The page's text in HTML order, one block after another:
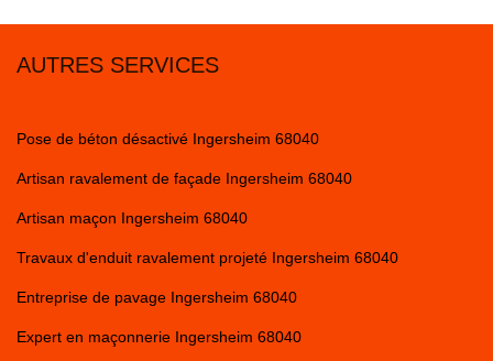
AUTRES SERVICES
Pose de béton désactivé Ingersheim 68040
Artisan ravalement de façade Ingersheim 68040
Artisan maçon Ingersheim 68040
Travaux d'enduit ravalement projeté Ingersheim 68040
Entreprise de pavage Ingersheim 68040
Expert en maçonnerie Ingersheim 68040